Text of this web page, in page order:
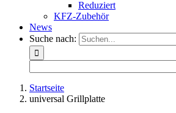
Reduziert
KFZ-Zubehör
News
Suche nach:
Startseite
universal Grillplatte